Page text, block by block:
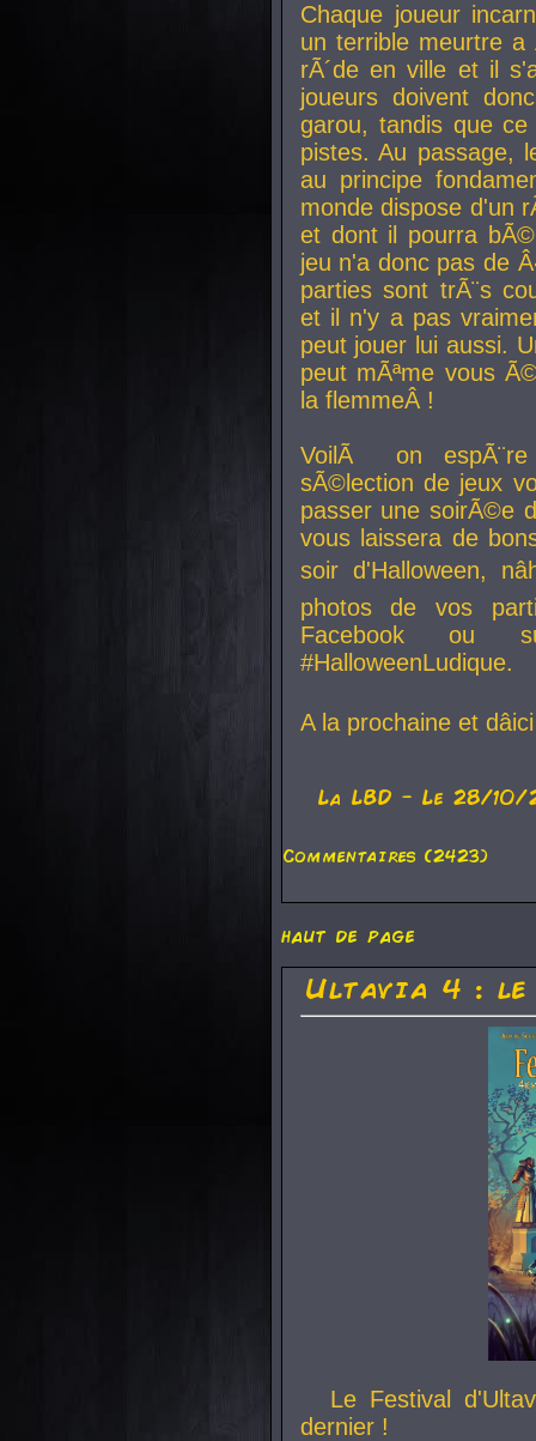
Chaque joueur
un terrible meurtre
rÃ´de en ville et il
joueurs doivent
garou, tandis que
pistes. Au passage,
au principe
monde dispose d'un
et dont il pourra
jeu n'a donc pas de
parties sont trÃ¨s
et il n'y a pas
peut jouer lui aussi.
peut mÃªme vous
la flemmeÂ !
VoilÃ on
sÃ©lection de jeux
passer une soirÃ©e
vous laissera de
soir d'Halloween,
photos de vos
Facebook ou
#HalloweenLudique.
A la prochaine et
La LBD - Le 28/10/
Commentaires (2423)
haut de page
Ultavia 4 :
Le Festival
dernier !